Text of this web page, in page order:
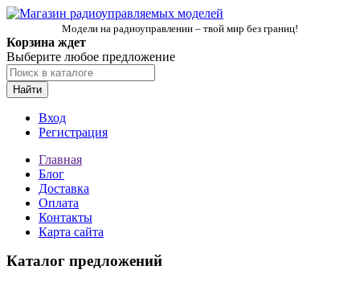
Модели на радиоуправлении – твой мир без границ!
Корзина ждет
Выберите любое предложение
Найти
Вход
Регистрация
Главная
Блог
Доставка
Оплата
Контакты
Карта сайта
Каталог предложений